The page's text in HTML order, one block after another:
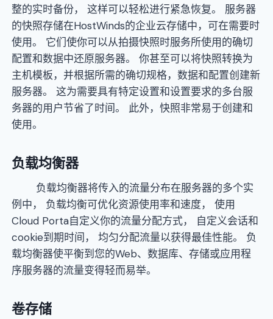
整的实时备份， 这样可以轻松进行紧急恢复。 服务器
的快照存储在HostWinds的企业云存储中，可在需要时
使用。 它们使你可以从拍摄快照时服务所使用的确切
配置和数据中还原服务器。 你甚至可以将快照转换为
主机模板，并根据所需的确切规格，数据和配置创建新
服务器。 这为需要具有特定设置和设置要求的多台服
务器的用户节省了时间。 此外，快照非常易于创建和
使用。
负载均衡器
负载均衡器将传入的流量分布在服务器的多个实
例中， 负载均衡可优化资源使用率和速度， 使用
Cloud Porta自定义你的流量分配方式， 自定义会话和
cookie到期时间， 均匀分配流量以获得最佳性能。 负
载均衡器使平衡到您的Web、数据库、存储或应用程
序服务器的流量变得轻而易举。
卷存储